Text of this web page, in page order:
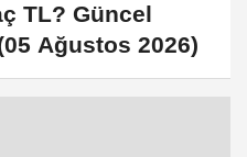
TL? Güncel
Ağustos 2026)